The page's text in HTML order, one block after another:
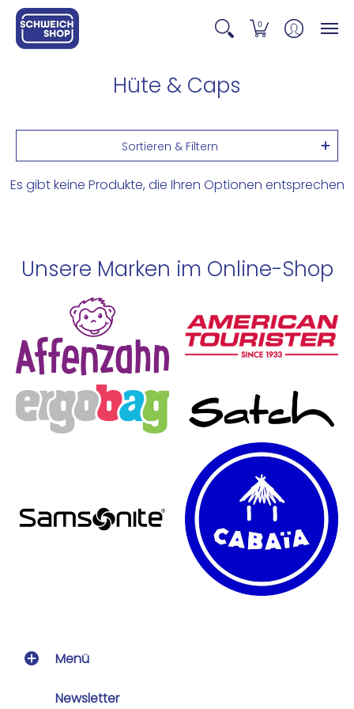
0
Hüte & Caps
Sortieren & Filtern
Es gibt keine Produkte, die Ihren Optionen entsprechen
Unsere Marken im Online-Shop
Menü
Newsletter